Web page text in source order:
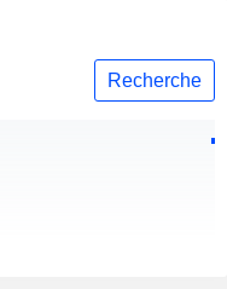
Recherche